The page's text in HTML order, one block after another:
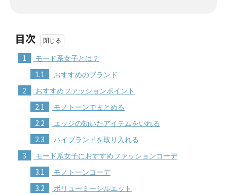
目次
1 モード系女子とは？
1.1 おすすめのブランド
2 おすすめファッションポイント
2.1 モノトーンでまとめる
2.2 エッジの効いたアイテムをいれる
2.3 ハイブランドを取り入れる
3 モード系女子におすすめファッションコーデ
3.1 モノトーンコーデ
3.2 ボリューミーシルエット